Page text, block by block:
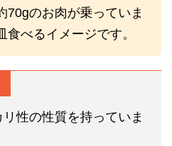
70gのお肉が乗っていま
食べるイメージです。
性の性質を持っていま